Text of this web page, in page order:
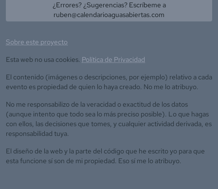
¿Errores? ¿Sugerencias? Escríbeme a
ruben@calendarioaguasabiertas.com
Sobre este proyecto
Esta web no usa cookies. Política de Privacidad
El contenido (imágenes o descripciones, por ejemplo) relativo a cada
evento es propiedad de quien lo haya creado. No me lo atribuyo.
No me responsabilizo de la veracidad o exactitud de los datos
(aunque intento que todo sea lo más preciso posible). Lo que hagas
con ellos, las decisiones que tomes, y cualquier actividad derivada, es
responsabilidad tuya.
El diseño de la web y la parte del código que he escrito yo para que
esta funcione sí son de mi propiedad. Eso sí me lo atribuyo.